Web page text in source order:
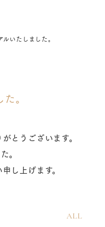
いたしました。
。
とうございます。
。
し上げます。
ALL